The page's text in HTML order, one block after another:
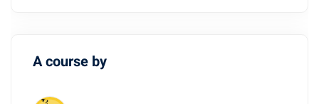
A course by